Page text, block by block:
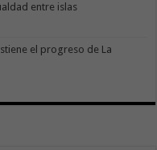
entre islas
el progreso de La